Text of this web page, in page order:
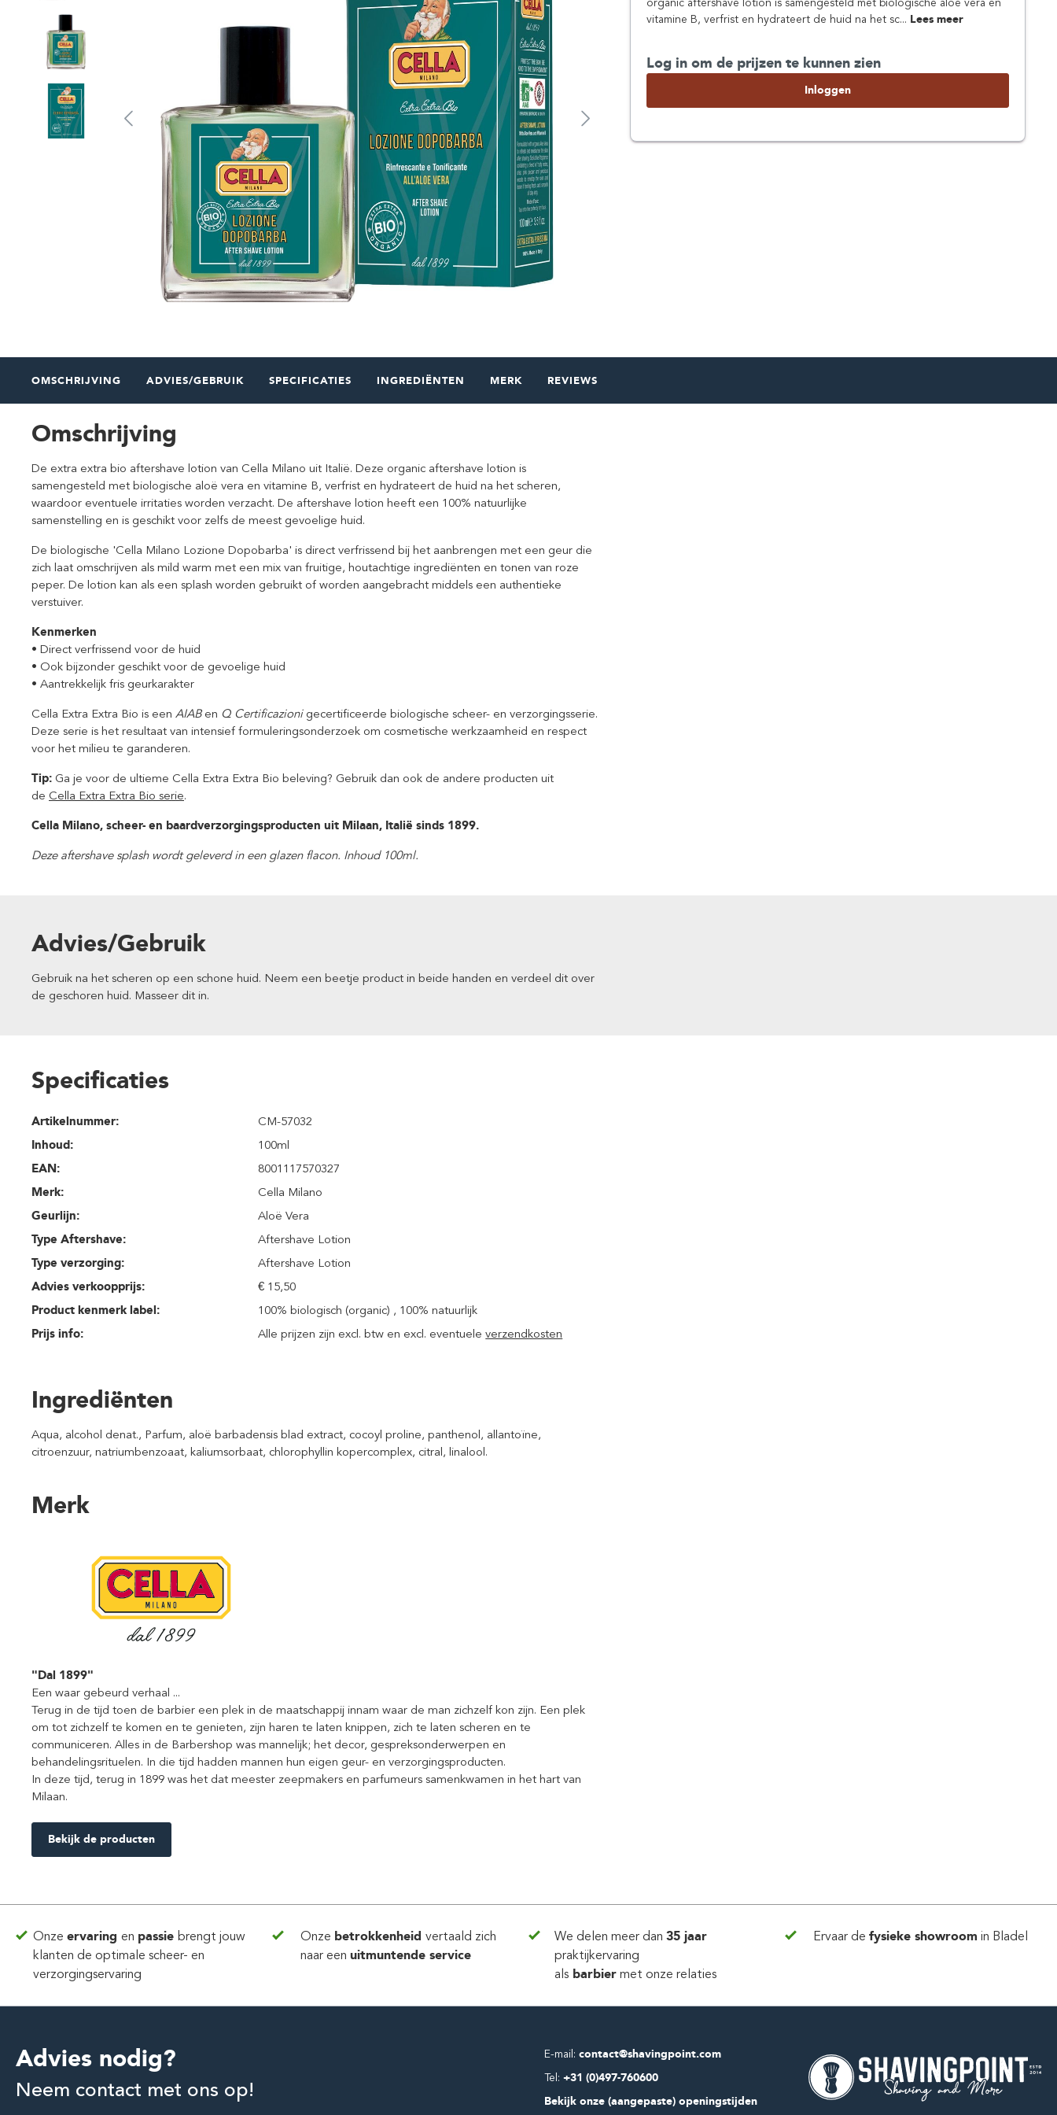
organic aftershave lotion is samengesteld met biologische aloë vera en
vitamine B, verfrist en hydrateert de huid na het sc... Lees meer
Log in om de prijzen te kunnen zien
Inloggen
OMSCHRIJVING ADVIES/GEBRUIK SPECIFICATIES INGREDIËNTEN MERK REVIEWS
Omschrijving
De extra extra bio aftershave lotion van Cella Milano uit Italië. Deze organic aftershave lotion is
samengesteld met biologische aloë vera en vitamine B, verfrist en hydrateert de huid na het scheren,
waardoor eventuele irritaties worden verzacht. De aftershave lotion heeft een 100% natuurlijke
samenstelling en is geschikt voor zelfs de meest gevoelige huid.
De biologische 'Cella Milano Lozione Dopobarba' is direct verfrissend bij het aanbrengen met een geur die
zich laat omschrijven als mild warm met een mix van fruitige, houtachtige ingrediënten en tonen van roze
peper. De lotion kan als een splash worden gebruikt of worden aangebracht middels een authentieke
verstuiver.
Kenmerken
• Direct verfrissend voor de huid
• Ook bijzonder geschikt voor de gevoelige huid
• Aantrekkelijk fris geurkarakter
Cella Extra Extra Bio is een AIABen Q Certificazionigecertificeerde biologische scheer- en verzorgingsserie.
Deze serie is het resultaat van intensief formuleringsonderzoek om cosmetische werkzaamheid en respect
voor het milieu te garanderen.
Tip: Ga je voor de ultieme Cella Extra Extra Bio beleving? Gebruik dan ook de andere producten uit
de Cella Extra Extra Bio serie.
Cella Milano, scheer- en baardverzorgingsproducten uit Milaan, Italië sinds 1899.
Deze aftershave splash wordt geleverd in een glazen flacon. Inhoud 100ml.
Advies/Gebruik
Gebruik na het scheren op een schone huid. Neem een beetje product in beide handen en verdeel dit over
de geschoren huid. Masseer dit in.
Specificaties
Artikelnummer:
CM-57032
Inhoud:
100ml
EAN:
8001117570327
Merk:
Cella Milano
Geurlijn:
Aloë Vera
Type Aftershave:
Aftershave Lotion
Type verzorging:
Aftershave Lotion
Advies verkoopprijs:
€ 15,50
Product kenmerk label:
100% biologisch (organic) , 100% natuurlijk
Prijs info:
Alle prijzen zijn excl. btw en excl. eventueleverzendkosten
Ingrediënten
Aqua, alcohol denat., Parfum, aloë barbadensis blad extract, cocoyl proline, panthenol, allantoïne,
citroenzuur, natriumbenzoaat, kaliumsorbaat, chlorophyllin kopercomplex, citral, linalool.
Merk
"Dal 1899"
Een waar gebeurd verhaal ...
Terug in de tijd toen de barbier een plek in de maatschappij innam waar de man zichzelf kon zijn. Een plek
om tot zichzelf te komen en te genieten, zijn haren te laten knippen, zich te laten scheren en te
communiceren. Alles in de Barbershop was mannelijk; het decor, gespreksonderwerpen en
behandelingsrituelen. In die tijd hadden mannen hun eigen geur- en verzorgingsproducten.
In deze tijd, terug in 1899 was het dat meester zeepmakers en parfumeurs samenkwamen in het hart van
Milaan.
Bekijk de producten
Onze ervaring en passie brengt jouw
klanten de optimale scheer- en
verzorgingservaring
Onze betrokkenheid vertaald zich
naar een uitmuntende service
We delen meer dan35 jaar
praktijkervaring
als barbier met onze relaties
Ervaar de fysieke showroom in Bladel
E-mail: contact@shavingpoint.com
Tel: +31 (0)497-760600
Bekijk onze (aangepaste) openingstijden
Advies nodig?
Neem contact met ons op!